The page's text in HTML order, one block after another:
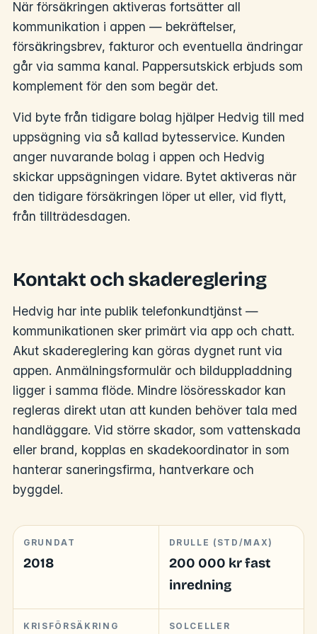
När försäkringen aktiveras fortsätter all
kommunikation i appen — bekräftelser,
försäkringsbrev, fakturor och eventuella ändringar
går via samma kanal. Pappersutskick erbjuds som
komplement för den som begär det.
Vid byte från tidigare bolag hjälper Hedvig till med
uppsägning via så kallad bytesservice. Kunden
anger nuvarande bolag i appen och Hedvig
skickar uppsägningen vidare. Bytet aktiveras när
den tidigare försäkringen löper ut eller, vid flytt,
från tillträdesdagen.
Kontakt och skadereglering
Hedvig har inte publik telefonkundtjänst —
kommunikationen sker primärt via app och chatt.
Akut skadereglering kan göras dygnet runt via
appen. Anmälningsformulär och bilduppladdning
ligger i samma flöde. Mindre lösöresskador kan
regleras direkt utan att kunden behöver tala med
handläggare. Vid större skador, som vattenskada
eller brand, kopplas en skadekoordinator in som
hanterar saneringsfirma, hantverkare och
byggdel.
GRUNDAT
2018
DRULLE (STD/MAX)
200 000 kr fast
inredning
KRISFÖRSÄKRING SOLCELLER